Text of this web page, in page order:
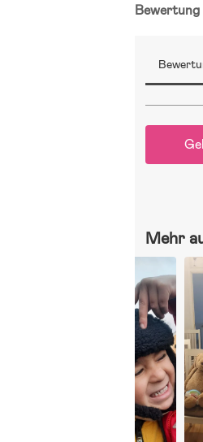
Bewertung
Mehr